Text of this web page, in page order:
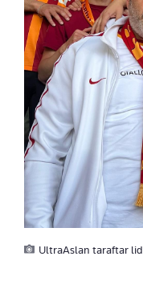
UltraAslan taraftar